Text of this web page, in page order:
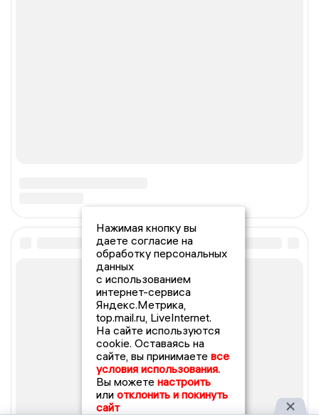
Нажимая кнопку вы
даете согласие на
обработку персональных
данных
с использованием
интернет-сервиса
Яндекс.Метрика,
top.mail.ru, LiveInternet.
На сайте используются
cookie. Оставаясь на
сайте, вы принимаете все
условия использования.
Вы можете настроить
или отклонить и покинуть
сайт